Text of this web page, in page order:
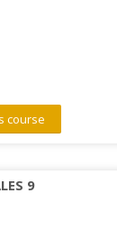
course
9